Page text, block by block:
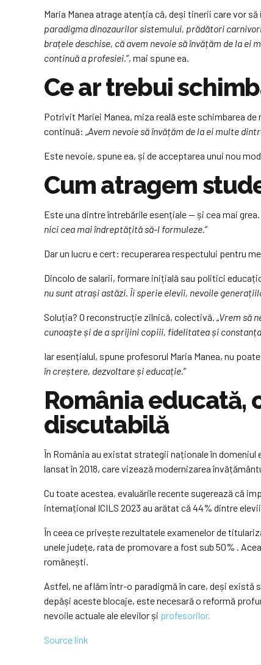
Maria Manea atrage atenția că, deși tinerii care vor
paradigma dinozaurilor sistemului, prădători
brațele deschise, că avem nevoie să învățăm de la
continuă a profesiei.”, mai spune ea.
Ce ar trebui
Potrivit Mariei Manea, miza reală este schimbarea
continuă: „Avem nevoie să învățăm de la ei multe
Este nevoie, spune ea, și de acceptarea unui nou
Cum atragem
Este una dintre întrebările esențiale — și cea mai
nici cea mai îndreptățită să-l formuleze.”
Dar un lucru e cert: recuperarea respectului pentru
Dincolo de salarii, formare inițială sau politici
nu sunt atrași astăzi. Îi sperie elevii, nevoile
Soluția? O reconstrucție zilnică, colectivă. „Vrem să
cunoaște și de a sprijini copiii, fidelitatea și
Iar esențialul, spune profesorul Maria Manea, nu
în creștere, dezvoltare și educație.”
România educată,
discutabilă
În România au existat strategii naționale în domeniul
lansat în 2018, care vizează modernizarea
Cu toate acestea, evaluările recente sugerează că
internațional ICILS 2023 au arătat că 44% dintre
În ceea ce privește rezultatele examenelor de
unele județe, rata de promovare a fost sub 50% .
românești.
Astfel, ne aflăm într-o paradigmă în care, deși
depăși aceste blocaje, este necesară o reformă
nevoile actuale ale elevilor și profesorilor.
Source link